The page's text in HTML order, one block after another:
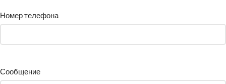
Номер телефона
Сообщение